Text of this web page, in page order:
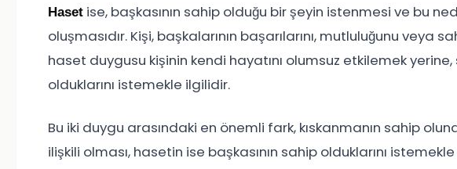
Haset ise, başkasının sahip olduğu bir şeyin istenmesi ve bu
oluşmasıdır. Kişi, başkalarının başarılarını, mutluluğunu veya
haset duygusu kişinin kendi hayatını olumsuz etkilemek
olduklarını istemekle ilgilidir.
Bu iki duygu arasındaki en önemli fark, kıskanmanın sahip
ilişkili olması, hasetin ise başkasının sahip olduklarını istemekle